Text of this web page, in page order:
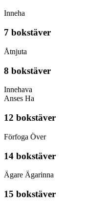
Inneha
7 bokstäver
Åtnjuta
8 bokstäver
Innehava
Anses Ha
12 bokstäver
Förfoga Över
14 bokstäver
Ägare Ägarinna
15 bokstäver